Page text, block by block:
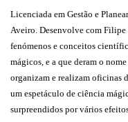
Licenciada em Gestão e
Aveiro. Desenvolve com
fenómenos e conceitos
mágicos, e a que deram o
organizam e realizam oficinas
um espetáculo de ciência
surpreendidos por vários